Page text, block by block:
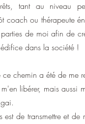
tant au niveau
coach ou thérapeute
de moi afin de
dans la société !
chemin a été de me
libérer, mais aussi
est de transmettre et